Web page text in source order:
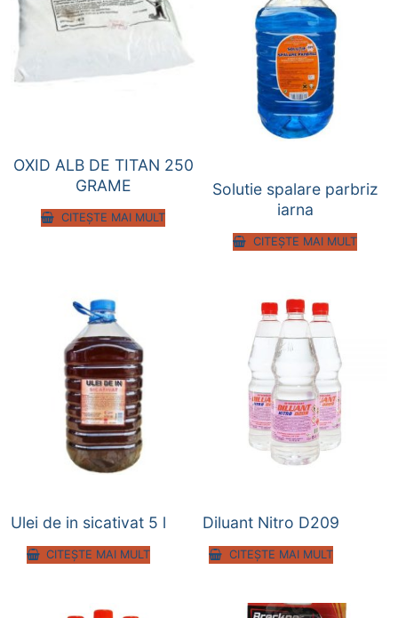
OXID ALB DE TITAN 250
GRAME
CITEȘTE MAI MULT
Solutie spalare parbriz
iarna
CITEȘTE MAI MULT
Ulei de in sicativat 5 l
CITEȘTE MAI MULT
Diluant Nitro D209
CITEȘTE MAI MULT